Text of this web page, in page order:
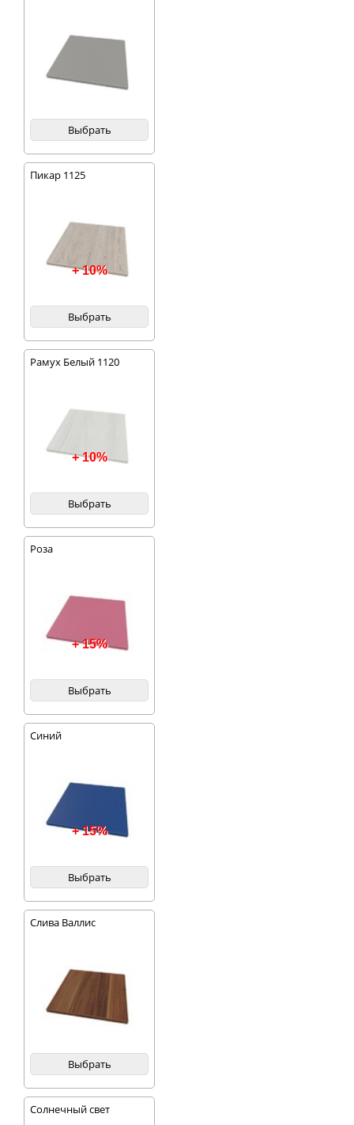
Выбрать
Пикар 1125
+ 10%
Выбрать
Рамух Белый 1120
+ 10%
Выбрать
Роза
+ 15%
Выбрать
Синий
+ 15%
Выбрать
Слива Валлис
Выбрать
Солнечный свет